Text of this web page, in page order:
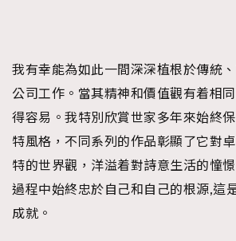
我有幸能為如此一間深深植根於傳統
公司工作。當其精神和價值觀有着相
得容易。我特別欣賞世家多年來始終
特風格，不同系列的作品彰顯了它對
特的世界觀，洋溢着對詩意生活的憧
過程中始終忠於自己和自己的根源,這
成就。